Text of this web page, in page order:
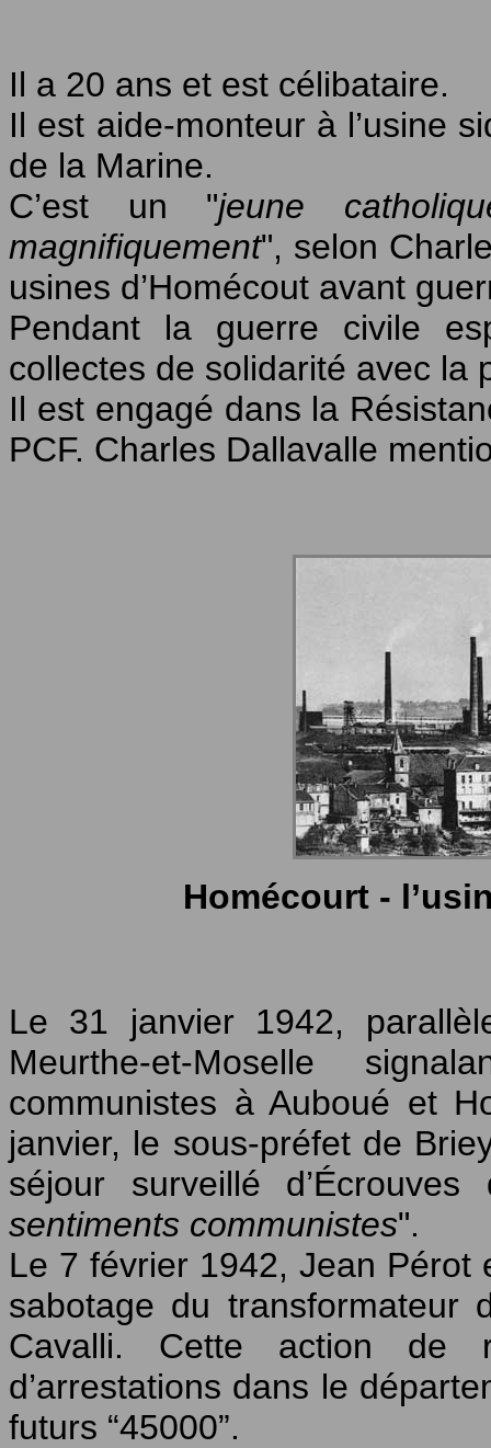
Il a 20 ans et est célibataire.
Il est aide-monteur à l’usine
de la Marine.
C’est un "jeune
magnifiquement", selon
usines d’Homécout avant
Pendant la guerre civile
collectes de solidarité avec la
Il est engagé dans la
PCF. Charles Dallavalle
Homécourt -
Le 31 janvier 1942,
Meurthe-et-Moselle
communistes à Auboué et
janvier, le sous-préfet de
séjour surveillé
sentiments communistes".
Le 7 février 1942, Jean
sabotage du transformateur
Cavalli. Cette action de
d’arrestations dans le
futurs “45000”.